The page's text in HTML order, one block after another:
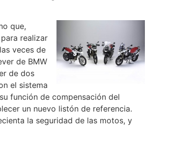
que,
realizar
veces de
de BMW
de dos
el sistema
función de compensación del
un nuevo listón de referencia.
la seguridad de las motos, y